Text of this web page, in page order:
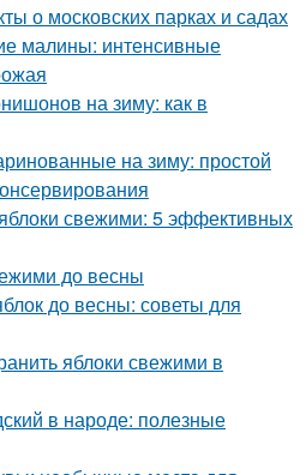
о московских парках и садах
малины: интенсивные
на зиму: как в
на зиму: простой
свежими: 5 эффективных
до весны
до весны: советы для
яблоки свежими в
в народе: полезные